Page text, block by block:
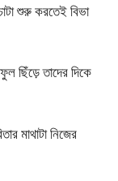
শুরু করতেই বিভা
ছিঁড়ে তাদের দিকে
মাথাটা নিজের